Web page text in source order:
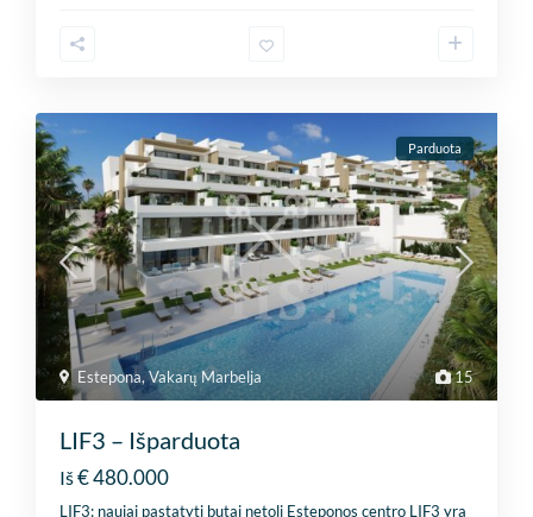
15
Estepona,Vakarų Marbelja
Parduota
LIF3 – Išparduota
Iš€ 480.000
LIF3: naujai pastatyti butai netoli Esteponos centro LIF3 yra